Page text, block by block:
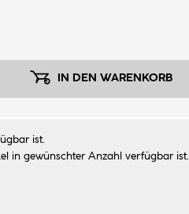
IN DEN WARENKORB
ist.
in gewünschter Anzahl verfügbar ist.